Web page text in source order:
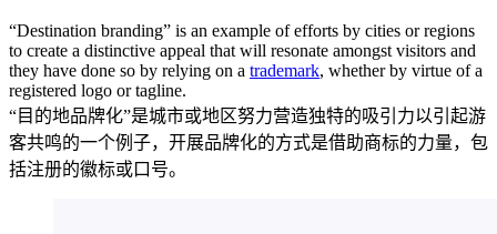
“Destination branding” is an example of efforts by cities or regions
to create a distinctive appeal that will resonate amongst visitors and
they have done so by relying on a trademark, whether by virtue of a
registered logo or tagline.
“目的地品牌化”是城市或地区努力营造独特的吸引力以引起游
客共鸣的一个例子，开展品牌化的方式是借助商标的力量，包
括注册的徽标或口号。